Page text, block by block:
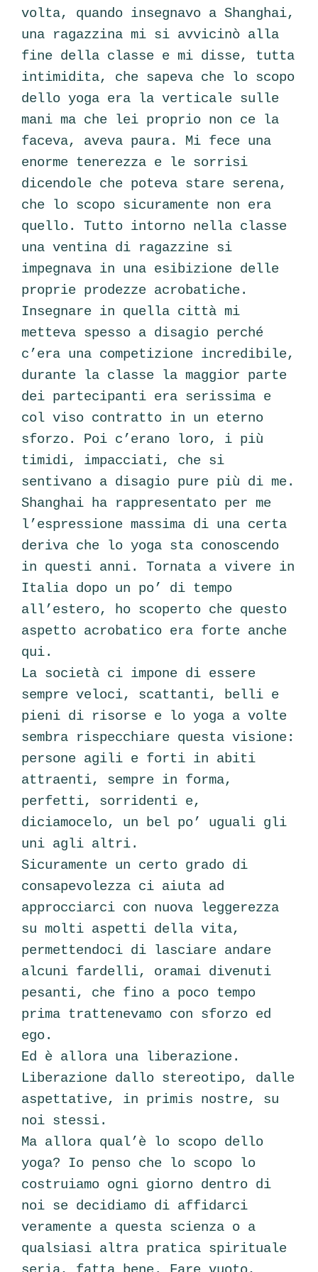
volta, quando insegnavo a Shanghai,
una ragazzina mi si avvicinò alla
fine della classe e mi disse, tutta
intimidita, che sapeva che lo scopo
dello yoga era la verticale sulle
mani ma che lei proprio non ce la
faceva, aveva paura. Mi fece una
enorme tenerezza e le sorrisi
dicendole che poteva stare serena,
che lo scopo sicuramente non era
quello. Tutto intorno nella classe
una ventina di ragazzine si
impegnava in una esibizione delle
proprie prodezze acrobatiche.
Insegnare in quella città mi
metteva spesso a disagio perché
c’era una competizione incredibile,
durante la classe la maggior parte
dei partecipanti era serissima e
col viso contratto in un eterno
sforzo. Poi c’erano loro, i più
timidi, impacciati, che si
sentivano a disagio pure più di me.
Shanghai ha rappresentato per me
l’espressione massima di una certa
deriva che lo yoga sta conoscendo
in questi anni. Tornata a vivere in
Italia dopo un po’ di tempo
all’estero, ho scoperto che questo
aspetto acrobatico era forte anche
qui.
La società ci impone di essere
sempre veloci, scattanti, belli e
pieni di risorse e lo yoga a volte
sembra rispecchiare questa visione:
persone agili e forti in abiti
attraenti, sempre in forma,
perfetti, sorridenti e,
diciamocelo, un bel po’ uguali gli
uni agli altri.
Sicuramente un certo grado di
consapevolezza ci aiuta ad
approcciarci con nuova leggerezza
su molti aspetti della vita,
permettendoci di lasciare andare
alcuni fardelli, oramai divenuti
pesanti, che fino a poco tempo
prima trattenevamo con sforzo ed
ego.
Ed è allora una liberazione.
Liberazione dallo stereotipo, dalle
aspettative, in primis nostre, su
noi stessi.
Ma allora qual’è lo scopo dello
yoga? Io penso che lo scopo lo
costruiamo ogni giorno dentro di
noi se decidiamo di affidarci
veramente a questa scienza o a
qualsiasi altra pratica spirituale